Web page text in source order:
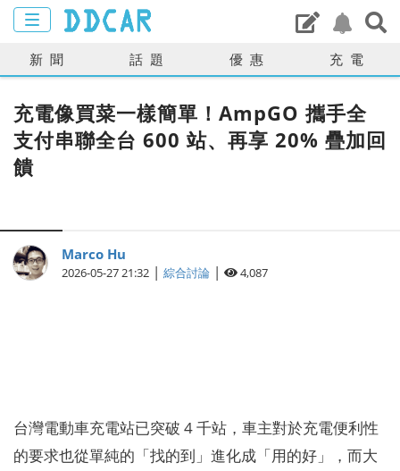
新聞 話題 優惠 充電
充電像買菜一樣簡單！AmpGO 攜手全
支付串聯全台 600 站、再享 20% 疊加回
饋
Marco Hu
2026-05-27 21:32 | 綜合討論 | 4,087
台灣電動車充電站已突破 4 千站，車主對於充電便利性
的要求也從單純的「找的到」進化成「用的好」，而大